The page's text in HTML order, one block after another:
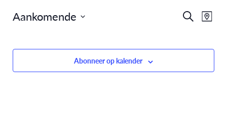
ZoekenKaart
Aankomende
Abonneer op kalender